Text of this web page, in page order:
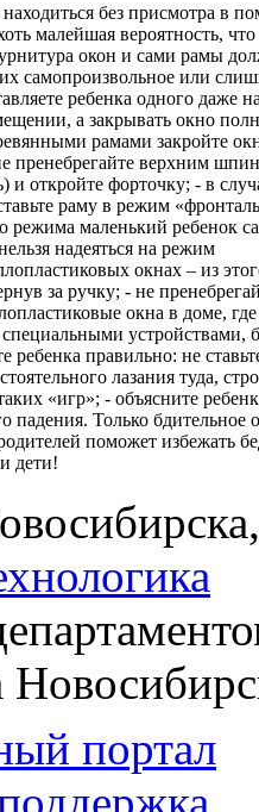
без присмотра в
малейшая вероятность,
окон и сами рамы
самопроизвольное или
ребенка одного даже
а закрывать окно
рамами закройте
пренебрегайте верхним
откройте форточку; - в
раму в режим
режима маленький ребенок
надеяться на режим
окнах – из
за ручку; - не
окна в доме, где
специальными
правильно: не
лазания туда,
«игр»; - объясните
падения. Только бдительное
поможет избежать
дети!
портал